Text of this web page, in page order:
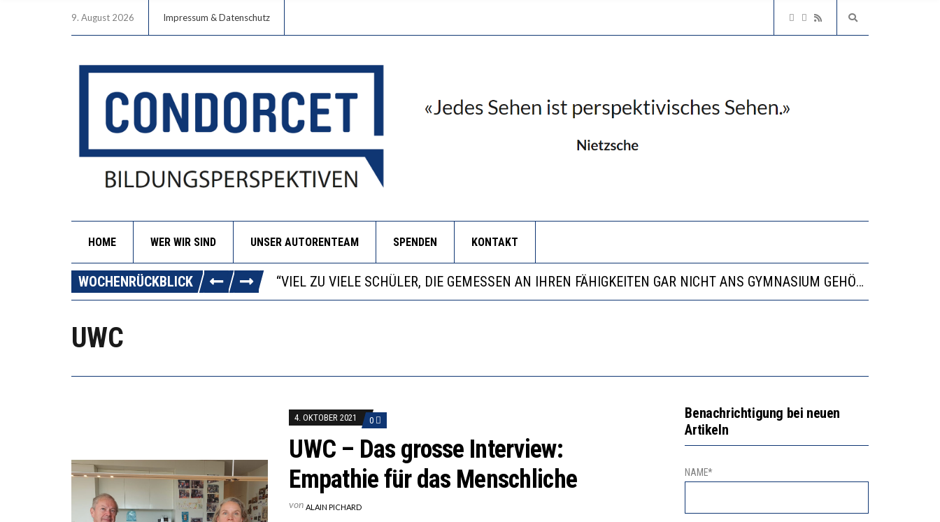
9. August 2026 Impressum & Datenschutz
HOME WER WIR SIND UNSER AUTORENTEAM SPENDEN KONTAKT
WOCHENRÜCKBLICK
“WIR BEOBACHTEN EINEN REGELRECHTEN STURZFLUG BEI DEN LERNLEISTUNGEN”
ANNA-KATHARINA ZENGER UND IHRE VERFASSUNGSKENNTNISSE
“VIEL ZU VIELE SCHÜLER, DIE GEMESSEN AN IHREN FÄHIGKEITEN GAR NICHT ANS GYMNASIUM GEHÖREN”
DIE GANZE HILFLOSIGKEIT DES BILDUNGSBÜRGERTUMS
UWC
4. OKTOBER 2021 0
UWC – Das grosse Interview:
Empathie für das Menschliche
von ALAIN PICHARD
Benachrichtigung bei neuen
Artikeln
NAME*